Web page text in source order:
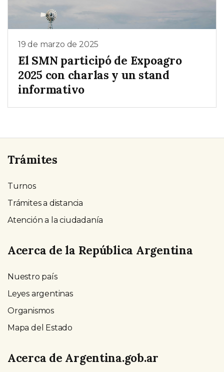
19 de marzo de 2025
El SMN participó de Expoagro
2025 con charlas y un stand
informativo
Trámites
Turnos
Trámites a distancia
Atención a la ciudadanía
Acerca de la República Argentina
Nuestro país
Leyes argentinas
Organismos
Mapa del Estado
Acerca de Argentina.gob.ar